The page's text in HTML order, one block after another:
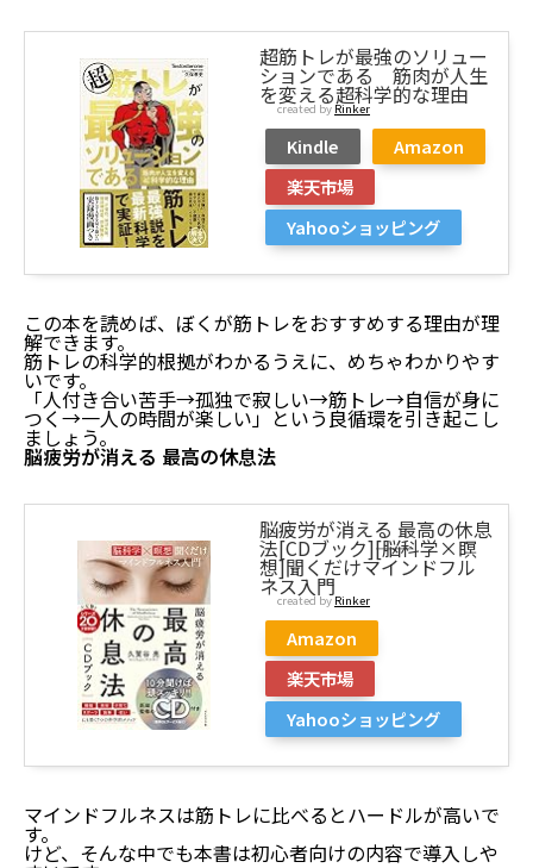
超筋トレが最強のソリュー
ションである 筋肉が人生
を変える超科学的な理由
created by Rinker
Kindle
Amazon
楽天市場
Yahooショッピング
この本を読めば、ぼくが筋トレをおすすめする理由が理
解できます。
筋トレの科学的根拠がわかるうえに、めちゃわかりやす
いです。
「人付き合い苦手→孤独で寂しい→筋トレ→自信が身に
つく→一人の時間が楽しい」という良循環を引き起こし
ましょう。
脳疲労が消える 最高の休息法
脳疲労が消える 最高の休息
法[CDブック]――[脳科学×瞑
想]聞くだけマインドフル
ネス入門
created byRinker
Amazon
楽天市場
Yahooショッピング
マインドフルネスは筋トレに比べるとハードルが高いで
す。
けど、そんな中でも本書は初心者向けの内容で導入しや
その①：筋トレ